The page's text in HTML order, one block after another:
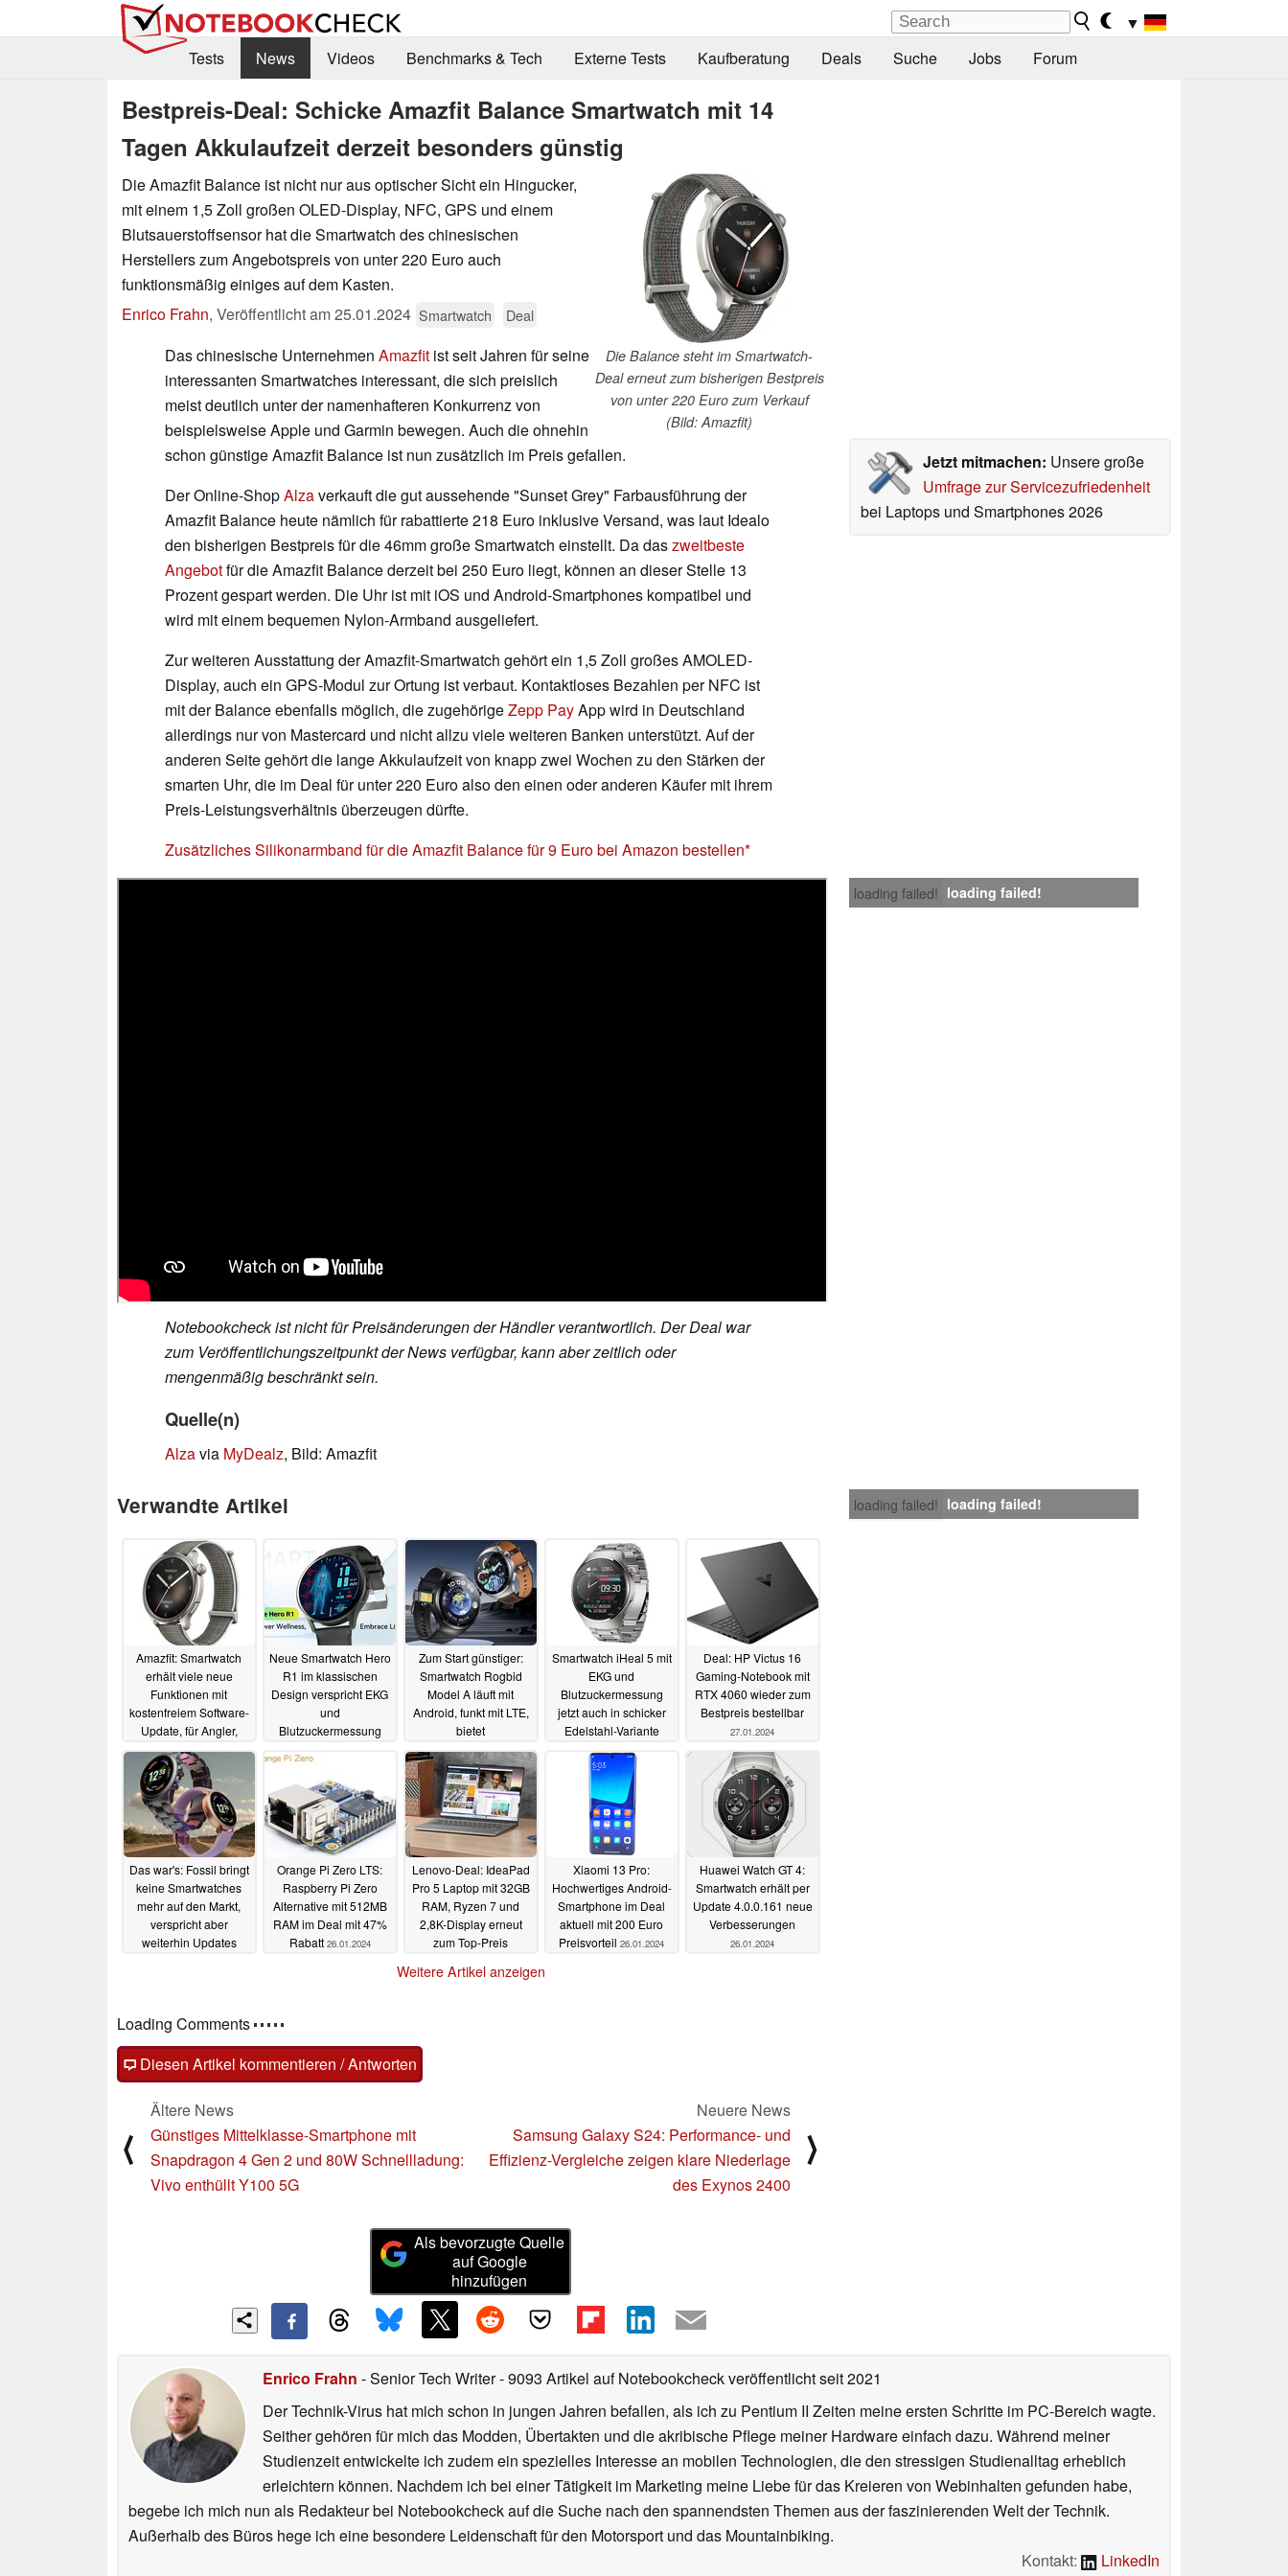
▼
Tests
News Videos Benchmarks & Tech Externe Tests Kaufberatung Deals Suche Jobs Forum
Bestpreis-Deal: Schicke Amazfit Balance Smartwatch mit 14
Tagen Akkulaufzeit derzeit besonders günstig
Die Balance steht im Smartwatch-
Deal erneut zum bisherigen Bestpreis
von unter 220 Euro zum Verkauf
(Bild: Amazfit)
Die Amazfit Balance ist nicht nur aus optischer Sicht ein Hingucker,
mit einem 1,5 Zoll großen OLED-Display, NFC, GPS und einem
Blutsauerstoffsensor hat die Smartwatch des chinesischen
Herstellers zum Angebotspreis von unter 220 Euro auch
funktionsmäßig einiges auf dem Kasten.
Enrico Frahn, Veröffentlicht am25.01.2024 Smartwatch Deal
Jetzt mitmachen: Unsere große
Umfrage zur Servicezufriedenheit
bei Laptops und Smartphones 2026
Das chinesische Unternehmen Amazfit ist seit Jahren für seine
interessanten Smartwatches interessant, die sich preislich
meist deutlich unter der namenhafteren Konkurrenz von
beispielsweise Apple und Garmin bewegen. Auch die ohnehin
schon günstige Amazfit Balance ist nun zusätzlich im Preis gefallen.
Der Online-ShopAlzaverkauft die gut aussehende "Sunset Grey" Farbausführung der
Amazfit Balance heute nämlich für rabattierte 218 Euro inklusive Versand, was laut Idealo
den bisherigen Bestpreis für die 46mm große Smartwatch einstellt. Da daszweitbeste
Angebotfür die Amazfit Balance derzeit bei 250 Euro liegt, können an dieser Stelle 13
Prozent gespart werden. Die Uhr ist mit iOS und Android-Smartphones kompatibel und
wird mit einem bequemen Nylon-Armband ausgeliefert.
Zur weiteren Ausstattung der Amazfit-Smartwatch gehört ein 1,5 Zoll großes AMOLED-
Display, auch ein GPS-Modul zur Ortung ist verbaut. Kontaktloses Bezahlen per NFC ist
mit der Balance ebenfalls möglich, die zugehörigeZepp PayApp wird in Deutschland
allerdings nur von Mastercard und nicht allzu viele weiteren Banken unterstützt. Auf der
anderen Seite gehört die lange Akkulaufzeit von knapp zwei Wochen zu den Stärken der
smarten Uhr, die im Deal für unter 220 Euro also den einen oder anderen Käufer mit ihrem
Preis-Leistungsverhältnis überzeugen dürfte.
Zusätzliches Silikonarmband für die Amazfit Balance für 9 Euro bei Amazon bestellen
loading failed! loading failed!
Notebookcheck ist nicht für Preisänderungen der Händler verantwortlich. Der Deal war
zum Veröffentlichungszeitpunkt der News verfügbar, kann aber zeitlich oder
mengenmäßig beschränkt sein.
Quelle(n)
Alzavia MyDealz, Bild: Amazfit
loading failed! loading failed!
Verwandte Artikel
Amazfit: Smartwatch
erhält viele neue
Funktionen mit
kostenfreiem Software-
Update, für Angler,
Ausdauersportler und
den Alltag25.06.2024
Neue Smartwatch Hero
R1 im klassischen
Design verspricht EKG
und
Blutzuckermessung
Zum Start günstiger:
Smartwatch Rogbid
Model A läuft mit
Android, funkt mit LTE,
bietet
Blutdruckmessung und
Kamera28.01.2024
Smartwatch iHeal 5 mit
EKG und
Blutzuckermessung
jetzt auch in schicker
Edelstahl-Variante
erhältlich28.01.2024
Deal: HP Victus 16
Gaming-Notebook mit
RTX 4060 wieder zum
Bestpreis bestellbar
27.01.2024
Das war's: Fossil bringt
keine Smartwatches
mehr auf den Markt,
verspricht aber
weiterhin Updates
Orange Pi Zero LTS:
Raspberry Pi Zero
Alternative mit 512MB
RAM im Deal mit 47%
Rabatt 26.01.2024
Lenovo-Deal: IdeaPad
Pro 5 Laptop mit 32GB
RAM, Ryzen 7 und
2,8K-Display erneut
zum Top-Preis
Xiaomi 13 Pro:
Hochwertiges Android-
Smartphone im Deal
aktuell mit 200 Euro
Preisvorteil 26.01.2024
Huawei Watch GT 4:
Smartwatch erhält per
Update 4.0.0.161 neue
Verbesserungen
26.01.2024
Weitere Artikel anzeigen
Loading Comments
Diesen Artikel kommentieren / Antworten
⟨
Ältere News
Günstiges Mittelklasse-Smartphone mit
Snapdragon 4 Gen 2 und 80W Schnellladung:
Vivo enthüllt Y100 5G
Neuere News
Samsung Galaxy S24: Performance- und
Effizienz-Vergleiche zeigen klare Niederlage
des Exynos 2400
⟩
Als bevorzugte Quelle
auf Google
hinzufügen
Enrico Frahn - Senior Tech Writer- 9093 Artikel auf Notebookcheck veröffentlichtseit 2021
Der Technik-Virus hat mich schon in jungen Jahren befallen, als ich zu Pentium II Zeiten meine ersten Schritte im PC-Bereich wagte.
Seither gehören für mich das Modden, Übertakten und die akribische Pflege meiner Hardware einfach dazu. Während meiner
Studienzeit entwickelte ich zudem ein spezielles Interesse an mobilen Technologien, die den stressigen Studienalltag erheblich
erleichtern können. Nachdem ich bei einer Tätigkeit im Marketing meine Liebe für das Kreieren von Webinhalten gefunden habe,
begebe ich mich nun als Redakteur bei Notebookcheck auf die Suche nach den spannendsten Themen aus der faszinierenden Welt der Technik.
Außerhalb des Büros hege ich eine besondere Leidenschaft für den Motorsport und das Mountainbiking.
Kontakt:
LinkedIn